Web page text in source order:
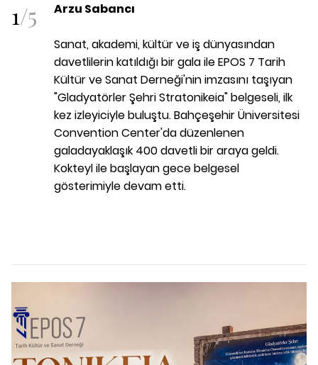
1/5 Arzu Sabancı
Sanat, akademi, kültür ve iş dünyasından
davetlilerin katıldığı bir gala ile EPOS 7 Tarih
Kültür ve Sanat Derneği'nin imzasını taşıyan
"Gladyatörler Şehri Stratonikeia" belgeseli, ilk
kez izleyiciyle buluştu. Bahçeşehir Üniversitesi
Convention Center'da düzenlenen
galadayaklaşık 400 davetli bir araya geldi.
Kokteyl ile başlayan gece belgesel
gösterimiyle devam etti.